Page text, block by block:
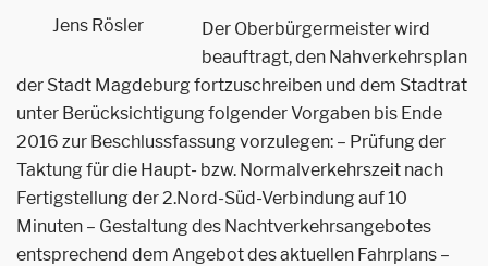
Jens Rösler
Der Oberbürgermeister wird
beauftragt, den Nahverkehrsplan
der Stadt Magdeburg fortzuschreiben und dem Stadtrat
unter Berücksichtigung folgender Vorgaben bis Ende
2016 zur Beschlussfassung vorzulegen: – Prüfung der
Taktung für die Haupt- bzw. Normalverkehrszeit nach
Fertigstellung der 2.Nord-Süd-Verbindung auf 10
Minuten – Gestaltung des Nachtverkehrsangebotes
entsprechend dem Angebot des aktuellen Fahrplans –